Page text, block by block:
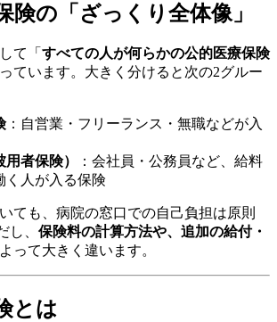
険の「ざっくり全体像」
て「 すべての人が何らかの公的医療保険
ています。大きく分けると次の2グルー
：自営業・フリーランス・無職などが入
者保険）
：会社員・公務員など、給料
く人が入る保険
ても、病院の窓口での自己負担は原則
し、 保険料の計算方法や、追加の給付・
って大きく違います。
とは